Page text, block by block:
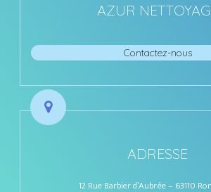
AZUR
Contactez-nous
ADRESSE
12 Rue Barbier d’Aubrée – 63110